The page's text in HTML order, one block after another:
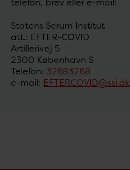
telefon, brev eller e-mail:
Statens Serum Institut
att.: EFTER-COVID
Artillerivej 5
2300 København S
Telefon: 32683268
e-mail: EFTERCOVID@ssi.dk